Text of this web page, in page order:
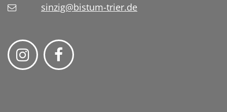
sinzig@bistum-trier.de